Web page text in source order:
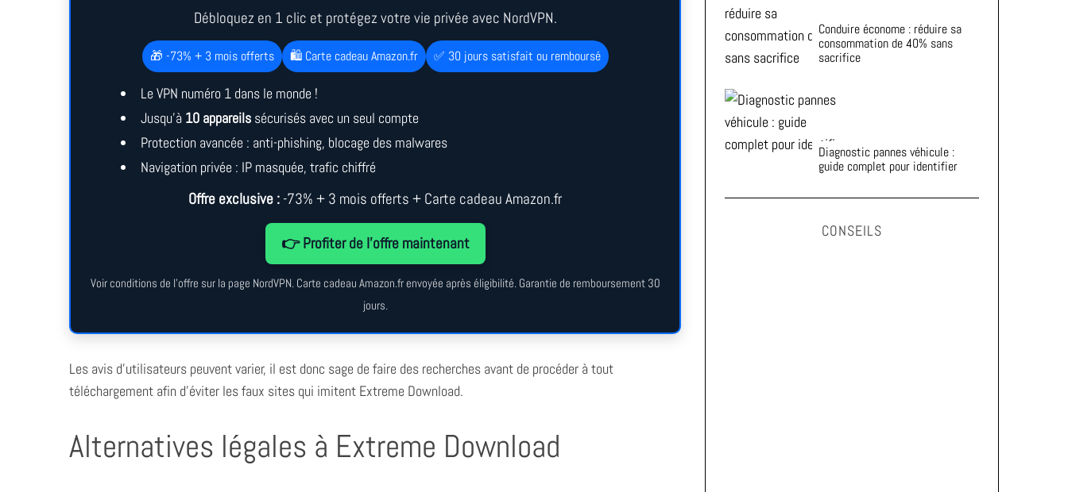
Débloquez en 1 clic et protégez votre vie privée avec NordVPN.
🎁 -73% + 3 mois offerts 🛍️ Carte cadeau Amazon.fr ✅ 30 jours satisfait ou remboursé
Le VPN numéro 1 dans le monde !
Jusqu’à 10 appareils sécurisés avec un seul compte
Protection avancée : anti-phishing, blocage des malwares
Navigation privée : IP masquée, trafic chiffré
Offre exclusive : -73% + 3 mois offerts + Carte cadeau Amazon.fr
👉 Profiter de l’offre maintenant
Voir conditions de l’offre sur la page NordVPN. Carte cadeau Amazon.fr envoyée après éligibilité. Garantie de remboursement 30
jours.
Les avis d’utilisateurs peuvent varier, il est donc sage de faire des recherches avant de procéder à tout
téléchargement afin d’éviter les faux sites qui imitent Extreme Download.
Alternatives légales à Extreme Download
Conduire économe : réduire sa
consommation de 40% sans
sacrifice
Diagnostic pannes véhicule :
guide complet pour identifier
CONSEILS